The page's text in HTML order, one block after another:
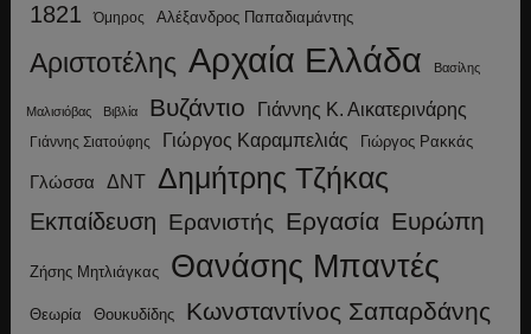
1821 Όμηρος Αλέξανδρος Παπαδιαμάντης
Αριστοτέλης Αρχαία Ελλάδα Βασίλης
Μαλισιόβας Βιβλία Βυζάντιο Γιάννης Κ. Αικατερινάρης
Γιάννης Σιατούφης Γιώργος Καραμπελιάς Γιώργος Ρακκάς
Γλώσσα ΔΝΤ Δημήτρης Τζήκας
Εκπαίδευση Ερανιστής Εργασία Ευρώπη
Ζήσης Μητλιάγκας Θανάσης Μπαντές
Θεωρία Θουκυδίδης Κωνσταντίνος Σαπαρδάνης